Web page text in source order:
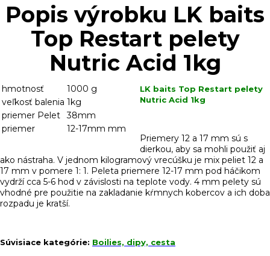
Popis výrobku LK baits
Top Restart pelety
Nutric Acid 1kg
hmotnosť
1000 g
veľkosť balenia 1kg
priemer Pelet
38mm
priemer
12-17mm mm
LK baits Top Restart pelety
Nutric Acid 1kg
Priemery 12 a 17 mm sú s
dierkou, aby sa mohli použiť aj
ako nástraha. V jednom kilogramový vrecúšku je mix peliet 12 a
17 mm v pomere 1: 1. Peleta priemere 12-17 mm pod háčikom
vydrží cca 5-6 hod v závislosti na teplote vody. 4 mm pelety sú
vhodné pre použitie na zakladanie kŕmnych kobercov a ich doba
rozpadu je kratší.
Súvisiace kategórie: Boilies, dipy, cesta